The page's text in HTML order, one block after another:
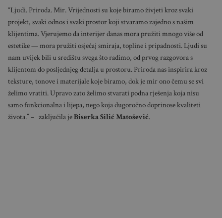
“Ljudi. Priroda. Mir. Vrijednosti su koje biramo živjeti kroz svaki
projekt, svaki odnos i svaki prostor koji stvaramo zajedno s našim
klijentima. Vjerujemo da interijer danas mora pružiti mnogo više od
estetike — mora pružiti osjećaj smiraja, topline i pripadnosti. Ljudi su
nam uvijek bili u središtu svega što radimo, od prvog razgovora s
klijentom do posljednjeg detalja u prostoru. Priroda nas inspirira kroz
teksture, tonove i materijale koje biramo, dok je mir ono čemu se svi
želimo vratiti. Upravo zato želimo stvarati podna rješenja koja nisu
samo funkcionalna i lijepa, nego koja dugoročno doprinose kvaliteti
života.” – zaključila jeBiserka Silić Matošević.